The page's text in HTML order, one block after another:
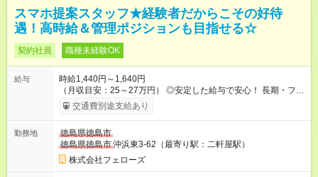
スマホ提案スタッフ★経験者だからこその好待
遇！高時給＆管理ポジションも目指せる☆
契約社員 職種未経験OK
給与
時給1,440円～1,640円
（月収目安：25～27万円） ◎安定した給与で安心！ 長期・フル
タイムで勤務いただける方にお越しいただきたいと思っていま
す。シフトが削られることはないので、安定した給与が入りま
たいという人もいると思います。このあたりは柔軟に対応する
ので、お気軽にご相談ください！ ※2ヶ月の試用期間がありま
す。その間の給与・待遇に変更はありません。 【試用期間】試
用期間あり 試用期間の長さ：2ヶ月 雇用形態、給与は本採用時
交通費別途支給あり
勤務地
徳島県徳島市
徳島県徳島市沖浜東3-62（最寄り駅：二軒屋駅）
株式会社フェローズ